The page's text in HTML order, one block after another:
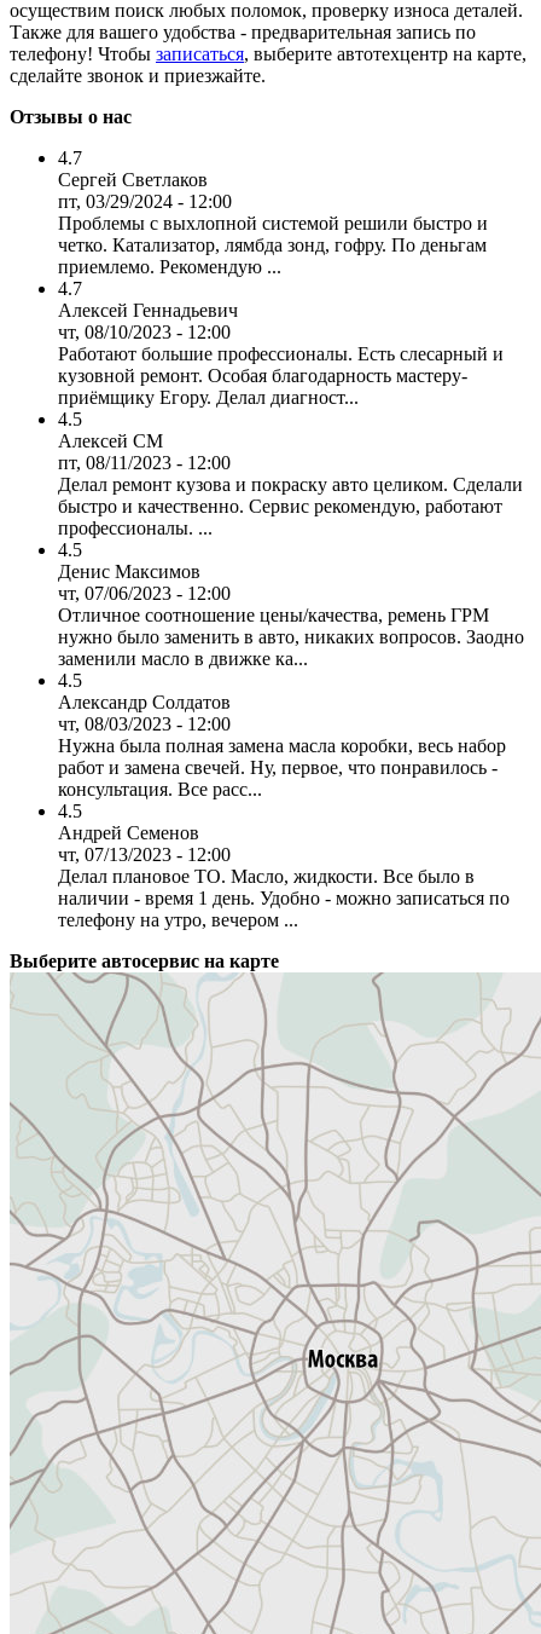
осуществим поиск любых поломок, проверку износа деталей.
Также для вашего удобства - предварительная запись по
телефону! Чтобы записаться, выберите автотехцентр на карте,
сделайте звонок и приезжайте.
Отзывы о нас
4.7
Сергей Светлаков
пт, 03/29/2024 - 12:00
Проблемы с выхлопной системой решили быстро и
четко. Катализатор, лямбда зонд, гофру. По деньгам
приемлемо. Рекомендую ...
4.7
Алексей Геннадьевич
чт, 08/10/2023 - 12:00
Работают большие профессионалы. Есть слесарный и
кузовной ремонт. Особая благодарность мастеру-
приёмщику Егору. Делал диагност...
4.5
Алексей СМ
пт, 08/11/2023 - 12:00
Делал ремонт кузова и покраску авто целиком. Сделали
быстро и качественно. Сервис рекомендую, работают
профессионалы. ...
4.5
Денис Максимов
чт, 07/06/2023 - 12:00
Отличное соотношение цены/качества, ремень ГРМ
нужно было заменить в авто, никаких вопросов. Заодно
заменили масло в движке ка...
4.5
Александр Солдатов
чт, 08/03/2023 - 12:00
Нужна была полная замена масла коробки, весь набор
работ и замена свечей. Ну, первое, что понравилось -
консультация. Все расс...
4.5
Андрей Семенов
чт, 07/13/2023 - 12:00
Делал плановое ТО. Масло, жидкости. Все было в
наличии - время 1 день. Удобно - можно записаться по
телефону на утро, вечером ...
Выберите автосервис на карте